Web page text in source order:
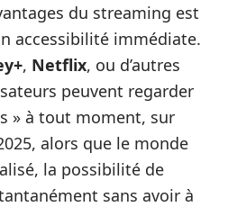
du streaming est
accessibilité immédiate.
, Netflix, ou d’autres
peuvent regarder
» à tout moment, sur
alors que le monde
la possibilité de
sans avoir à